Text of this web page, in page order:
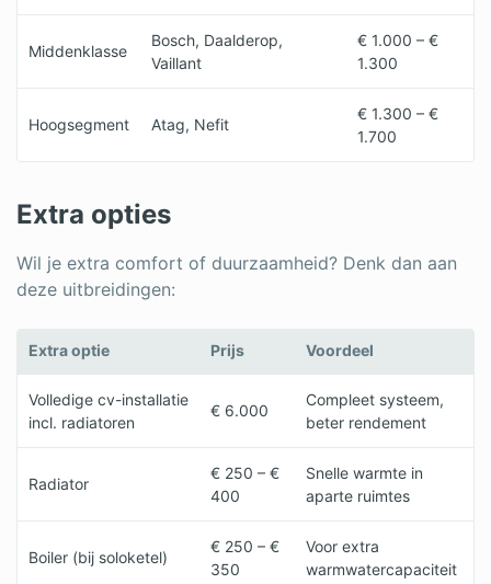
Middenklasse
Bosch, Daalderop,
Vaillant
€ 1.000 – €
1.300
Hoogsegment Atag, Nefit
€ 1.300 – €
1.700
Extra opties
Wil je extra comfort of duurzaamheid? Denk dan aan
deze uitbreidingen:
Extra optie Prijs Voordeel
Volledige cv-installatie
incl. radiatoren
€ 6.000
Compleet systeem,
beter rendement
Radiator
€ 250 – €
400
Snelle warmte in
aparte ruimtes
Boiler (bij soloketel)
€ 250 – €
350
Voor extra
warmwatercapaciteit